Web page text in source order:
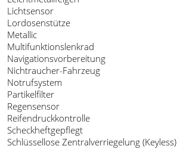
Lichtsensor
Lordosenstütze
Metallic
Multifunktionslenkrad
Navigationsvorbereitung
Nichtraucher-Fahrzeug
Notrufsystem
Partikelfilter
Regensensor
Reifendruckkontrolle
Scheckheftgepflegt
Schlüssellose Zentralverriegelung (Keyless)